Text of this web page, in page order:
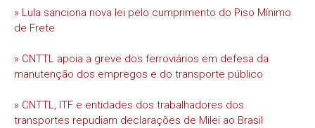
» Lula sanciona nova lei pelo cumprimento do Piso Mínimo
de Frete
» CNTTL apoia a greve dos ferroviários em defesa da
manutenção dos empregos e do transporte público
» CNTTL, ITF e entidades dos trabalhadores dos
transportes repudiam declarações de Milei ao Brasil